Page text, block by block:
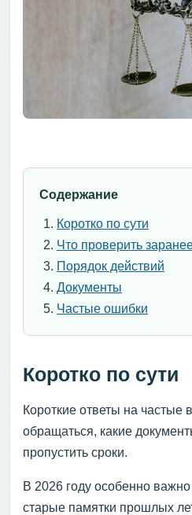
Содержание
Коротко по сути
Что проверить
Порядок действий
Документы
Частые ошибки
Коротко по сути
Короткие ответы на частые
обращаться, какие
пропустить сроки.
В 2026 году особенно важно
старые памятки прошлых